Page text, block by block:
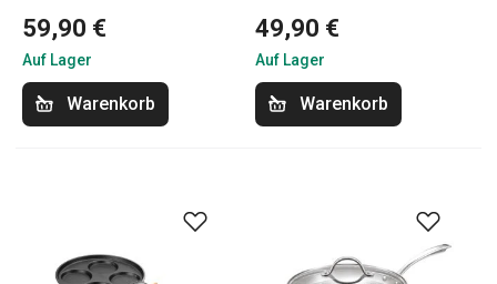
59,90 €
Auf Lager
Warenkorb
49,90 €
Auf Lager
Warenkorb